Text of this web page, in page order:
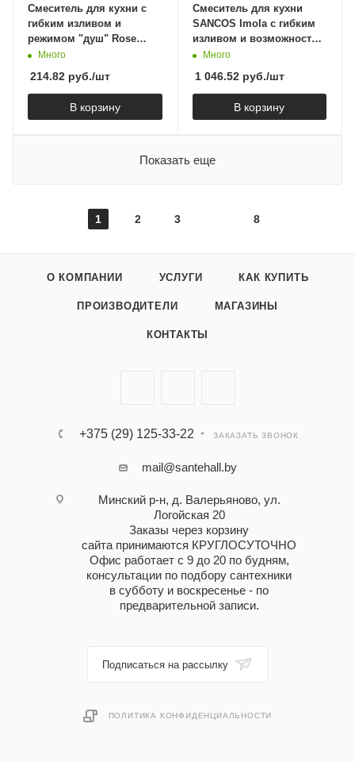
Смеситель для кухни с
гибким изливом и
режимом "душ" Rose
R213L, сатин
Много
214.82 руб./шт
В корзину
Смеситель для кухни
SANCOS Imola с гибким
изливом и возможностью
подключения фильтра
брашированное золото,
арт. SC4010BG
Много
1 046.52руб./шт
В корзину
Показать еще
1 2 3 8
О КОМПАНИИ УСЛУГИ КАК КУПИТЬ
ПРОИЗВОДИТЕЛИ МАГАЗИНЫ
КОНТАКТЫ
+375 (29) 125-33-22 ЗАКАЗАТЬ ЗВОНОК
mail@santehall.by
Минский р-н, д. Валерьяново, ул.
Логойская 20
Заказы через корзину
сайта принимаются КРУГЛОСУТОЧНО
Офис работает с 9 до 20 по будням,
консультации по подбору сантехники
в субботу и воскресенье - по
предварительной записи.
Подписаться на рассылку
ПОЛИТИКА КОНФИДЕНЦИАЛЬНОСТИ